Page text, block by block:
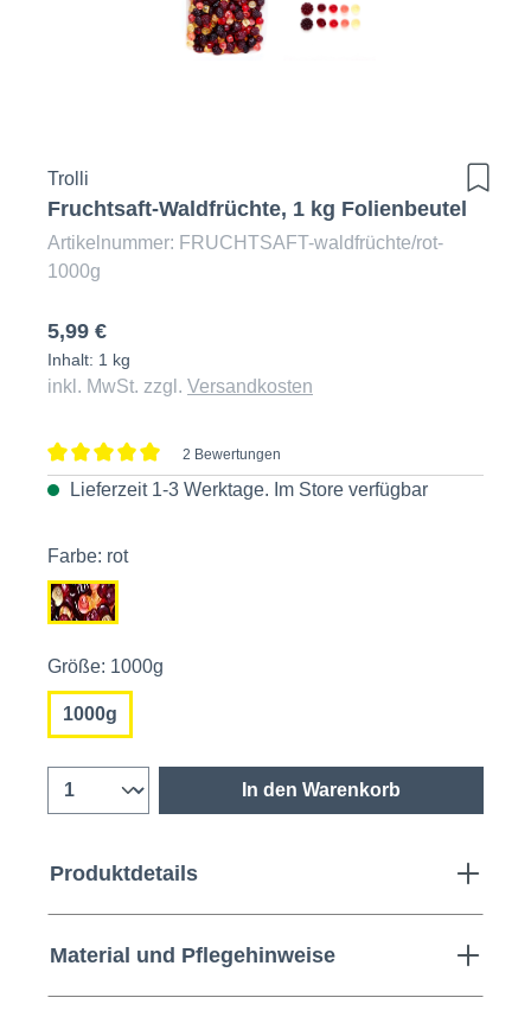
Trolli
Fruchtsaft-Waldfrüchte, 1 kg Folienbeutel
Artikelnummer: FRUCHTSAFT-waldfrüchte/rot-
1000g
5,99 €
Inhalt: 1 kg
inkl. MwSt. zzgl. Versandkosten
Durchschnittliche Bewertung von 5 von 5 Sternen
2 Bewertungen
Lieferzeit 1-3 Werktage. Im Store verfügbar
Farbe: rot
Größe: 1000g
1000g
In den Warenkorb
Produktdetails
Material und Pflegehinweise